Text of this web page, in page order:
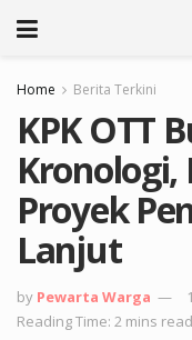
Home Berita Terkini
KPK OTT
Kronologi,
Proyek
Lanjut
by Pewarta Warga
Reading Time: 2 mins read